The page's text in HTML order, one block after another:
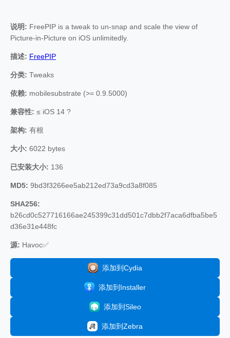
说明: FreePIP is a tweak to un-snap and scale the view of
Picture-in-Picture on iOS unlimitedly.
描述: FreePIP
分类: Tweaks
依赖: mobilesubstrate (>= 0.9.5000)
兼容性: ≤ iOS 14 ?
架构: 有根
大小: 6022 bytes
已安装大小: 136
MD5: 9bd3f3266ee5ab212ed73a9cd3a8f085
SHA256:
b26cd0c527716166ae245399c31dd501c7dbb2f7aca6dfba5be5
d36e31e448fc
源: Havoc✅
添加到Cydia
添加到Installer
添加到Sileo
添加到Zebra